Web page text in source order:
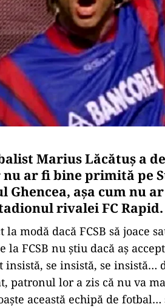
Marius Lăcătuş a
nu ar fi bine primită pe
Ghencea, aşa cum nu
rivalei FC Rapid.
la modă dacă FCSB să joace
la FCSB nu ştiu dacă aş
insistă, se insistă, se insistă…
patronul lor a zis că nu va
această echipă de